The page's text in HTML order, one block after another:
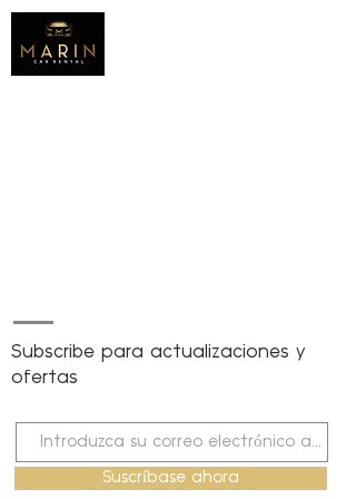
Subscribe para actualizaciones y
ofertas
Suscríbase ahora